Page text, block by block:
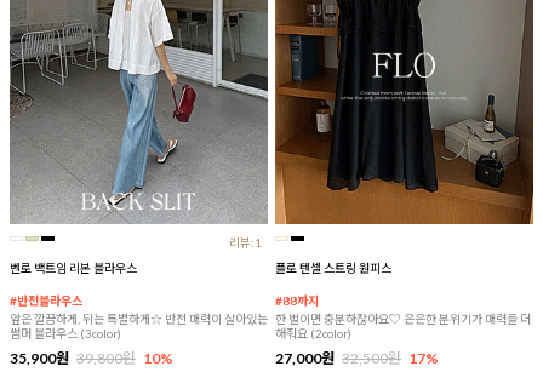
리뷰:1
벤로 백트임 리본 블라우스
#반전블라우스
앞은 깔끔하게, 뒤는 특별하게☆ 반전 매력이 살아있는
썸머 블라우스 (3color)
35,900원 39,800원 10%
플로 텐셀 스트링 원피스
#88까지
한 벌이면 충분하잖아요♡ 은은한 분위기가 매력을 더
해줘요 (2color)
27,000원 32,500원 17%